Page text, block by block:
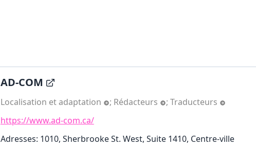
AD-COM
Localisation et adaptation ; Rédacteurs ; Traducteurs
https://www.ad-com.ca/
Adresses: 1010, Sherbrooke St. West, Suite 1410, Centre-ville